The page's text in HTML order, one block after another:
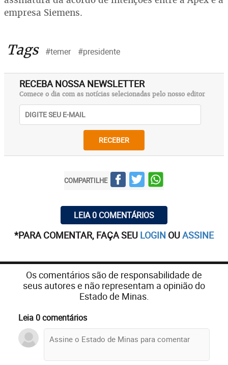
empresa Siemens.
Tags #temer #presidente
RECEBA NOSSA NEWSLETTER
Comece o dia com as notícias selecionadas pelo nosso editor
RECEBER
COMPARTILHE
LEIA 0 COMENTÁRIOS
*PARA COMENTAR, FAÇA SEU LOGIN OUASSINE
Os comentários são de responsabilidade de
seus autores e não representam a opinião do
Estado de Minas.
Leia 0 comentários